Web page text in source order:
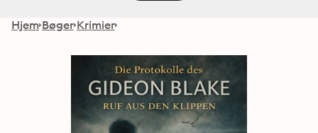
Hjem Bøger Krimier